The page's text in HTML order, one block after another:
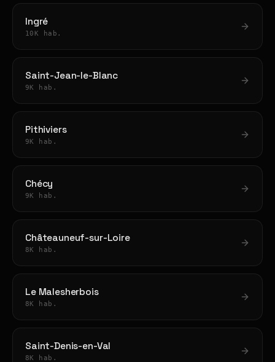
Ingré
10K hab.
Saint-Jean-le-Blanc
9K hab.
Pithiviers
9K hab.
Chécy
9K hab.
Châteauneuf-sur-Loire
8K hab.
Le Malesherbois
8K hab.
Saint-Denis-en-Val
8K hab.